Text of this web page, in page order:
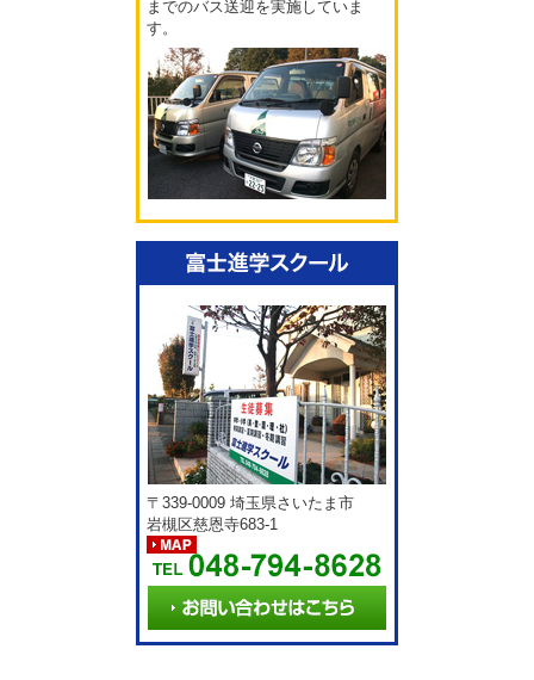
までのバス送迎を実施していま
す。
〒339-0009 埼玉県さいたま市
岩槻区慈恩寺683-1